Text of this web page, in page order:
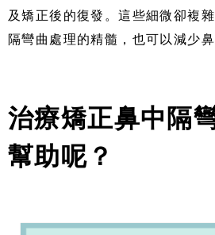
及矯正後的復發。這些細微卻複
隔彎曲處理的精髓，也可以減少鼻
治療矯正鼻中隔
幫助呢？